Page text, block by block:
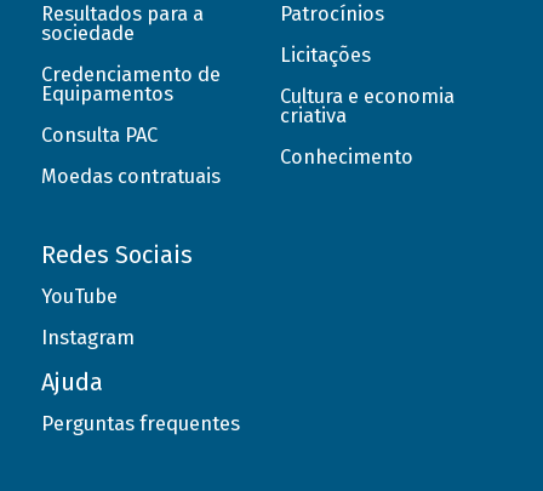
Resultados para a
sociedade
Credenciamento de
Equipamentos
Consulta PAC
Moedas contratuais
Patrocínios
Licitações
Cultura e economia
criativa
Conhecimento
Redes Sociais
YouTube
Instagram
Ajuda
Perguntas frequentes